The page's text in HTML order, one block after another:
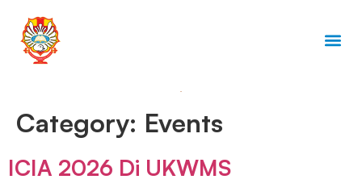
Category: Events
ICIA 2026 Di UKWMS